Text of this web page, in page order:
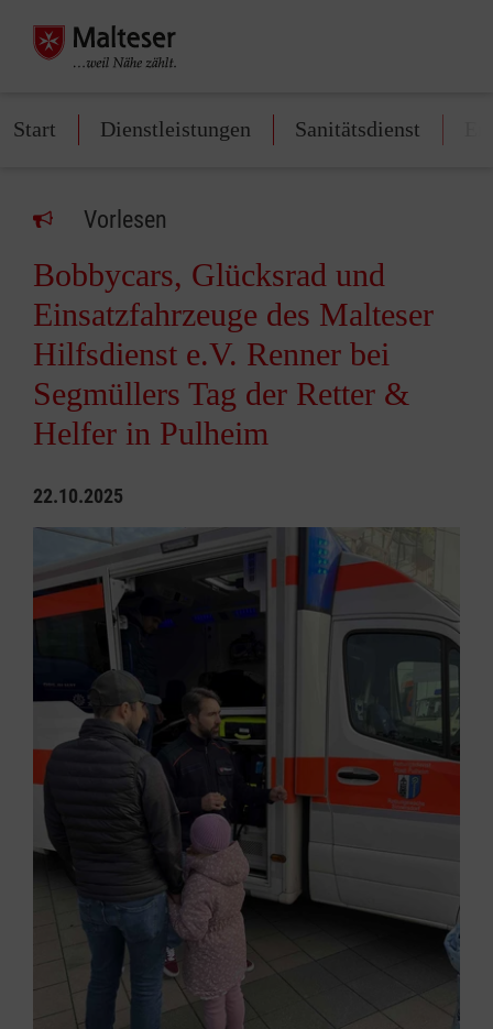
Start Dienstleistungen Sanitätsdienst
Vorlesen
Bobbycars, Glücksrad und
Einsatzfahrzeuge des Malteser
Hilfsdienst e.V. Renner bei
Segmüllers Tag der Retter &
Helfer in Pulheim
22.10.2025